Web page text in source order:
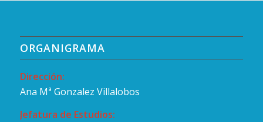
ORGANIGRAMA
Dirección:
Ana Mª Gonzalez Villalobos
Jefatura de Estudios: